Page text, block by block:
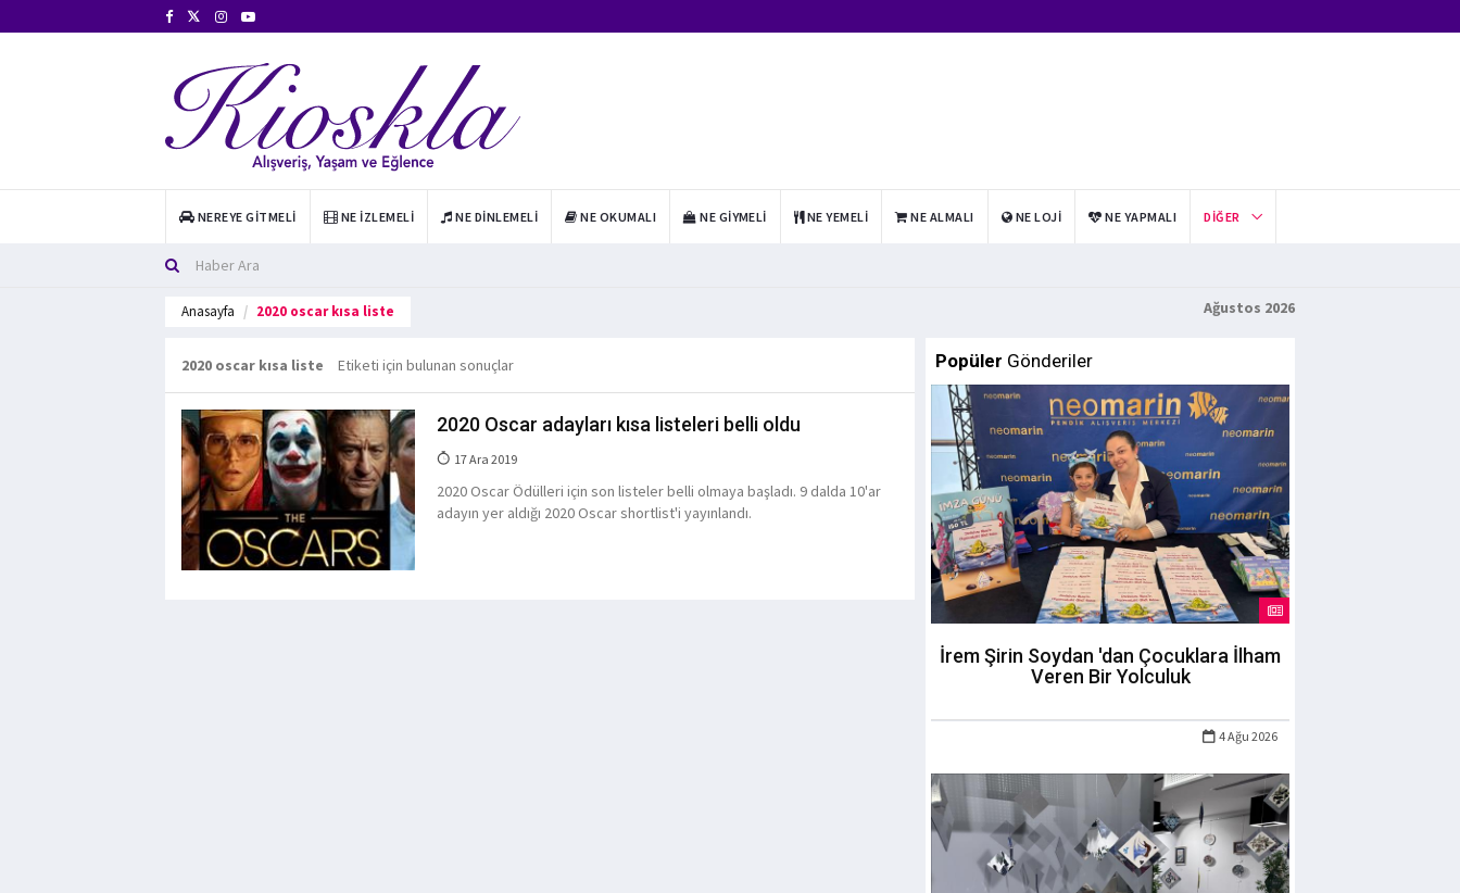
NEREYE GITMELI NE İZLEMELI NE DINLEMELI NE OKUMALI NE GIYMELI NE YEMELI NE ALMALI NE LOJI NE YAPMALI DIĞER
Anasayfa 2020 oscar kısa liste Ağustos 2026
2020 oscar kısa liste Etiketi için bulunan sonuçlar
2020 Oscar adayları kısa listeleri belli oldu
17 Ara 2019
2020 Oscar Ödülleri için son listeler belli olmaya başladı. 9 dalda 10'ar
adayın yer aldığı 2020 Oscar shortlist'i yayınlandı.
Popüler Gönderiler
İrem Şirin Soydan 'dan Çocuklara İlham
Veren Bir Yolculuk
4 Ağu 2026